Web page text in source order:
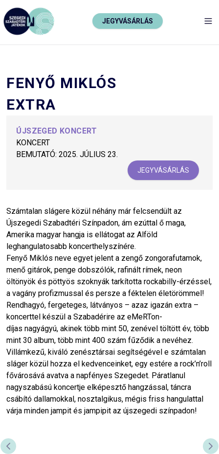
JEGYVÁSÁRLÁS
FENYŐ MIKLÓS
EXTRA
ÚJSZEGED KONCERT
KONCERT
BEMUTATÓ: 2025. JÚLIUS 23.
JEGYVÁSÁRLÁS
Számtalan slágere közül néhány már felcsendült az
Újszegedi Szabadtéri Színpadon, ám ezúttal ő maga,
Amerika magyar hangja is ellátogat az Alföld
leghangulatosabb koncerthelyszínére.
Fenyő Miklós neve egyet jelent a zengő zongorafutamok,
menő gitárok, penge dobszólók, rafinált rímek, neon
öltönyök és pöttyös szoknyák tarkította rockabilly-érzéssel,
a vagány profizmussal és persze a féktelen életörömmel!
Rendhagyó, fergeteges, látványos – azaz igazán extra –
koncerttel készül a Szabadérire az eMeRTon-
díjas nagyágyú, akinek több mint 50, zenével töltött év, több
mint 30 album, több mint 400 szám fűződik a nevéhez.
Villámkezű, kiváló zenésztársai segítségével e számtalan
sláger közül hozza el kedvenceinket, egy estére a rock’n’roll
fővárosává avatva a napfényes Szegedet. Páratlanul
nagyszabású koncertje elképesztő hangzással, táncra
csábító dallamokkal, nosztalgikus, mégis friss hangulattal
várja minden jampit és jampipit az újszegedi színpadon!
ELŐZŐ DIA